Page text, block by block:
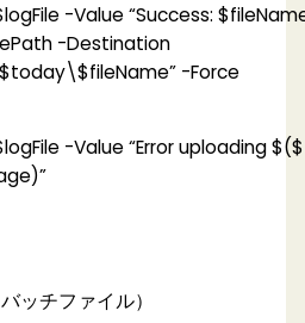
-Value “Success:
-Destination
-Force
-Value “Error uploading
バッチファイル）